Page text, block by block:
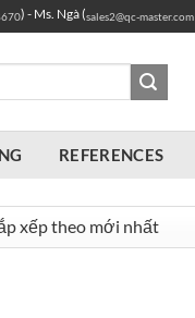
) - Ms. Ngà (sales2@qc-master.com
REFERENCES